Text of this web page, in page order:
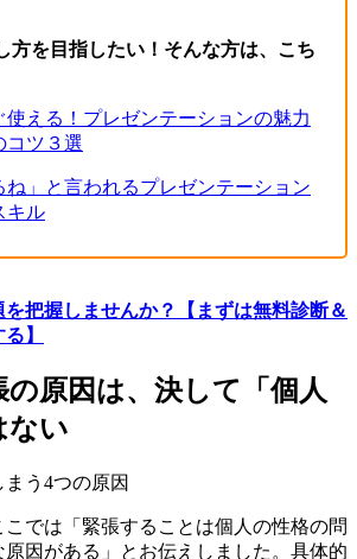
方を目指したい！そんな方は、こち
使える！プレゼンテーションの魅力
コツ３選
ね」と言われるプレゼンテーション
キル
を把握しませんか？【まずは無料診断＆
】
の原因は、決して「個人
ない
こでは「緊張することは個人の性格の問
因がある」とお伝えしました。具体的